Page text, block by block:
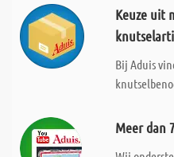
Keuze uit
Bij Aduis
Meer dan